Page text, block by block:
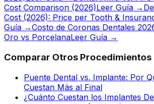
Cost Comparison (2026)Leer Guía →
Cost (2026): Price per Tooth &
Guía →Costo de Coronas Dentales
Oro vs PorcelanaLeer Guía →
Comparar Otros Procedimientos
Puente Dental vs. Implante: Por
Cuestan Más al Final
¿Cuánto Cuestan los Implantes